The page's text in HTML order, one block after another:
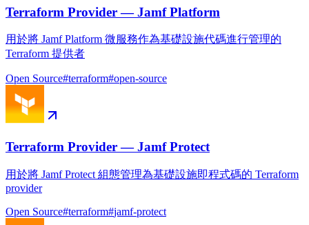
Terraform Provider — Jamf Platform
用於將 Jamf Platform 微服務作為基礎設施代碼進行管理的
Terraform 提供者
Open Source#terraform#open-source
Terraform Provider — Jamf Protect
用於將 Jamf Protect 組態管理為基礎設施即程式碼的 Terraform
provider
Open Source#terraform#jamf-protect